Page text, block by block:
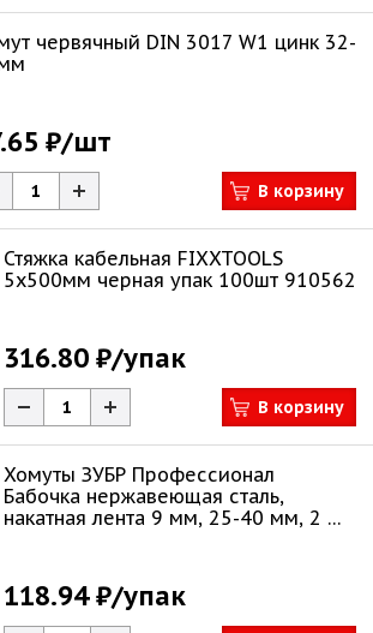
червячный DIN 3017 W1 цинк 32-
₽/шт
В корзину
Стяжка кабельная FIXXTOOLS
5х500мм черная упак 100шт 910562
316.80 ₽/упак
В корзину
Хомуты ЗУБР Профессионал
Бабочка нержавеющая сталь,
накатная лента 9 мм, 25-40 мм, 2 шт
118.94 ₽/упак